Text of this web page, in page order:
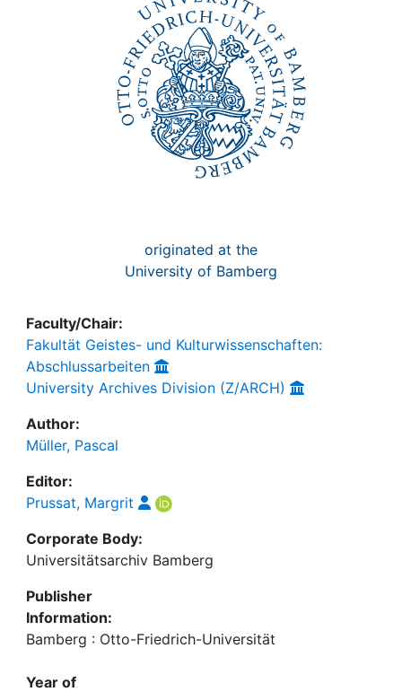
originated at the
University of Bamberg
Faculty/Chair:
Fakultät Geistes- und Kulturwissenschaften:
Abschlussarbeiten
University Archives Division (Z/ARCH)
Author:
Müller, Pascal
Editor:
Prussat, Margrit
Corporate Body:
Universitätsarchiv Bamberg
Publisher
Information:
Bamberg : Otto-Friedrich-Universität
Year of